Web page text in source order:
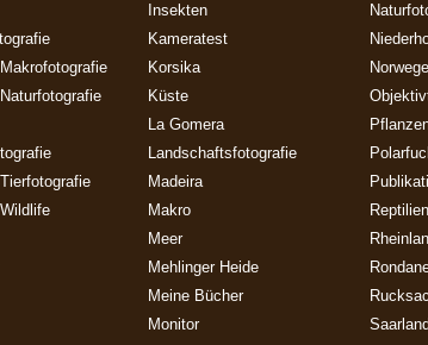
Insekten
Kameratest
Korsika
Küste
La Gomera
Landschaftsfotografie
Madeira
Makro
Meer
Mehlinger Heide
Meine Bücher
Monitor
Reptilien
Saarland